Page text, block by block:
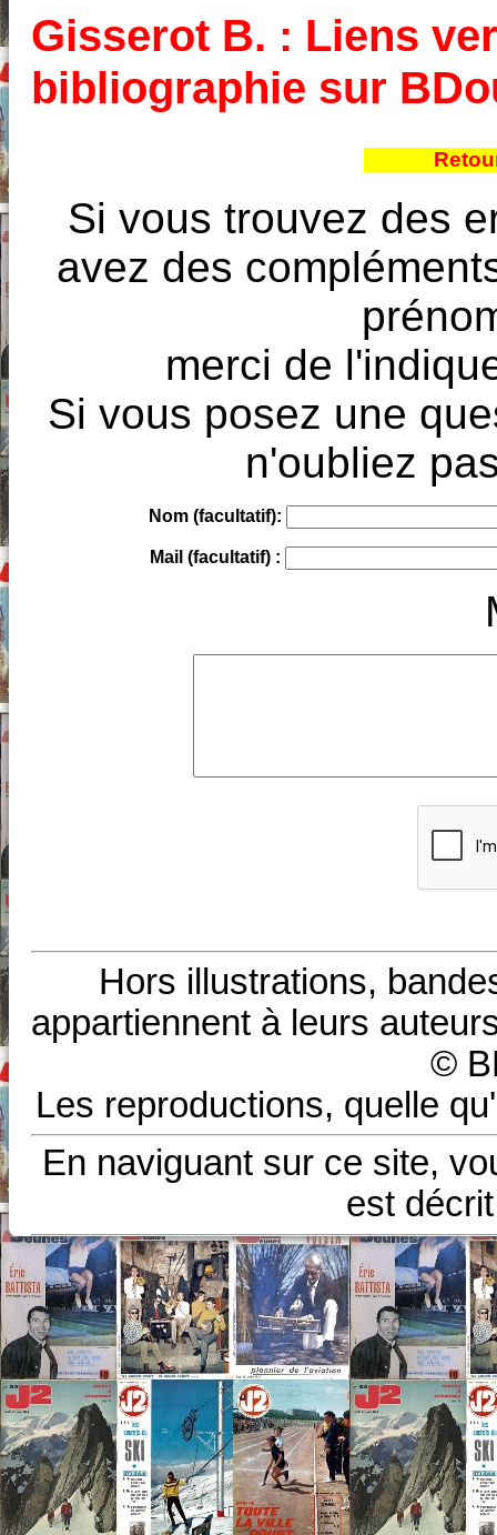
Gisserot B. : Liens
bibliographie sur
Si vous trouvez des
avez des
merci de
Si vous posez une
n'oubliez
Nom (facultatif):
Mail (facultatif) :
Hors illustrations,
appartiennent à leurs
©
Les reproductions, quelle
En naviguant sur ce site,
est